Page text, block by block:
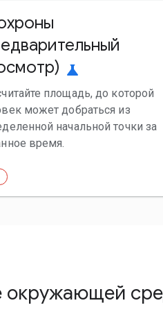
science
площадь, до которой
может добраться из
начальной точки за
время.
окружающей